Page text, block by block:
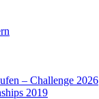
– Challenge 2026
2019